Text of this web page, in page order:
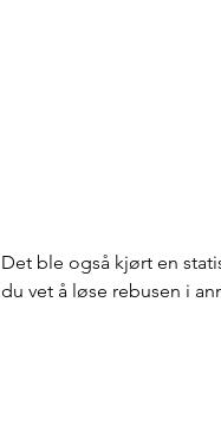
Det ble også kjørt en
du vet å løse rebusen i